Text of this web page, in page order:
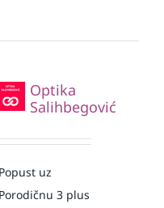
Optika
Salihbegović
Popust uz
Porodičnu 3 plus